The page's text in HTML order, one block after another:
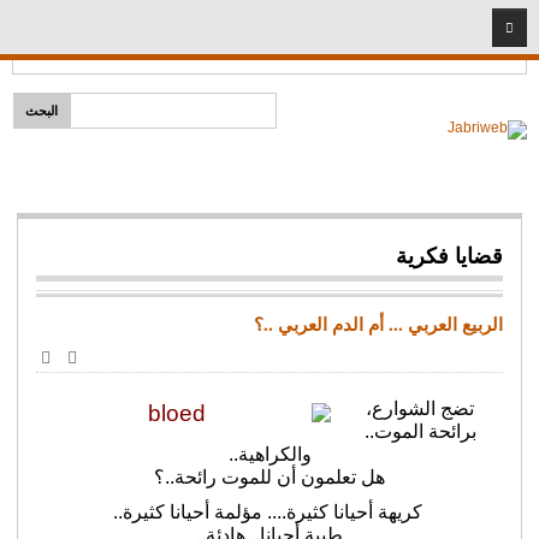
Headlines: إمام لكل مذهب
الرئيسية
قضايا دينية
سيد البشر
نساء مؤمنات
قضايا فكرية
الربيع العربي ... أم الدم العربي ..؟
طباعة
البريد
تضج الشوارع،
برائحة الموت..
والكراهية..
هل تعلمون أن للموت رائحة..؟
كريهة أحيانا كثيرة.... مؤلمة أحيانا كثيرة..
طيبة أحيانا.. هادئة..